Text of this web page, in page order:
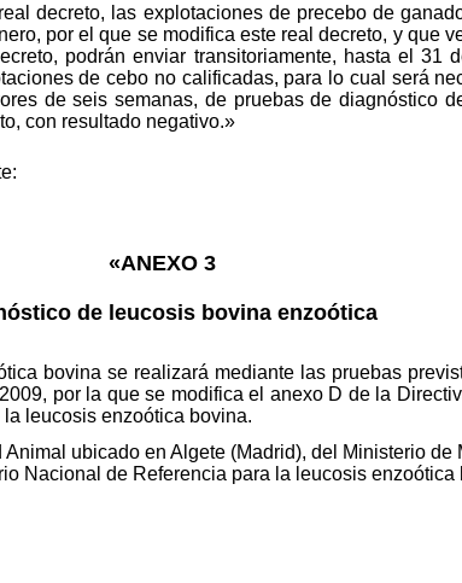
decreto, las explotaciones de precebo de
por el que se modifica este real decreto, y que
podrán enviar transitoriamente, hasta el 31
de cebo no calificadas, para lo cual será
de seis semanas, de pruebas de diagnóstico
con resultado negativo.»
«ANEXO 3
de leucosis bovina enzoótica
bovina se realizará mediante las pruebas
por la que se modifica el anexo D de la
leucosis enzoótica bovina.
ubicado en Algete (Madrid), del Ministerio
Nacional de Referencia para la leucosis enzoótica